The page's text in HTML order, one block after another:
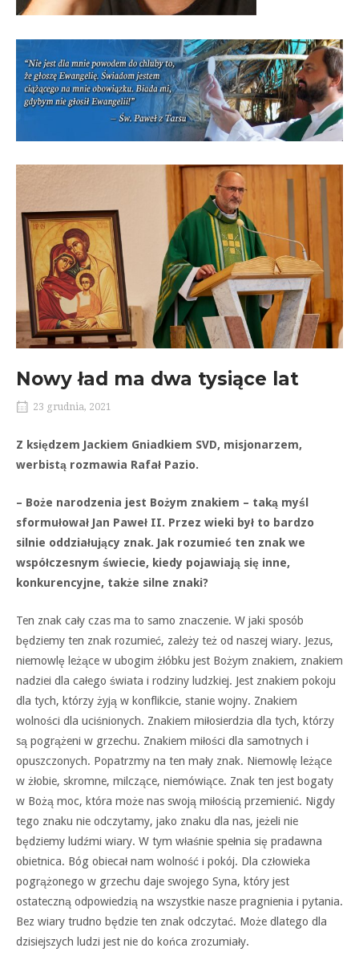
Nowy ład ma dwa tysiące lat
23 grudnia, 2021
Z księdzem Jackiem Gniadkiem SVD, misjonarzem,
werbistą rozmawia Rafał Pazio.
– Boże narodzenia jest Bożym znakiem – taką myśl
sformułował Jan Paweł II. Przez wieki był to bardzo
silnie oddziałujący znak. Jak rozumieć ten znak we
współczesnym świecie, kiedy pojawiają się inne,
konkurencyjne, także silne znaki?
Ten znak cały czas ma to samo znaczenie. W jaki sposób
będziemy ten znak rozumieć, zależy też od naszej wiary. Jezus,
niemowlę leżące w ubogim żłóbku jest Bożym znakiem, znakiem
nadziei dla całego świata i rodziny ludzkiej. Jest znakiem pokoju
dla tych, którzy żyją w konflikcie, stanie wojny. Znakiem
wolności dla uciśnionych. Znakiem miłosierdzia dla tych, którzy
są pogrążeni w grzechu. Znakiem miłości dla samotnych i
opuszczonych. Popatrzmy na ten mały znak. Niemowlę leżące
w żłobie, skromne, milczące, niemówiące. Znak ten jest bogaty
w Bożą moc, która może nas swoją miłością przemienić. Nigdy
tego znaku nie odczytamy, jako znaku dla nas, jeżeli nie
będziemy ludźmi wiary. W tym właśnie spełnia się pradawna
obietnica. Bóg obiecał nam wolność i pokój. Dla człowieka
pogrążonego w grzechu daje swojego Syna, który jest
ostateczną odpowiedzią na wszystkie nasze pragnienia i pytania.
Bez wiary trudno będzie ten znak odczytać. Może dlatego dla
dzisiejszych ludzi jest nie do końca zrozumiały.